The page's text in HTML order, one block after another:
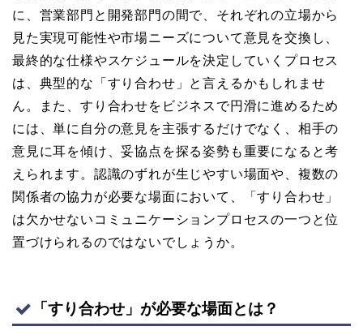
に、営業部門と開発部門の間で、それぞれの立場から
見た実現可能性や市場ニーズについて意見を交換し、
最終的な仕様やスケジュールを決定していくプロセス
は、典型的な「すり合わせ」と言えるかもしれませ
ん。また、すり合わせをビジネスで円滑に進めるため
には、単に自分の意見を主張するだけでなく、相手の
意見に耳を傾け、妥協点を探る姿勢も重要になると考
えられます。認識のずれが生じやすい場面や、複数の
関係者の協力が必要な場面において、「すり合わせ」
は欠かせないコミュニケーションプロセスの一つと位
置づけられるのではないでしょうか。
「すり合わせ」が必要な場面とは？